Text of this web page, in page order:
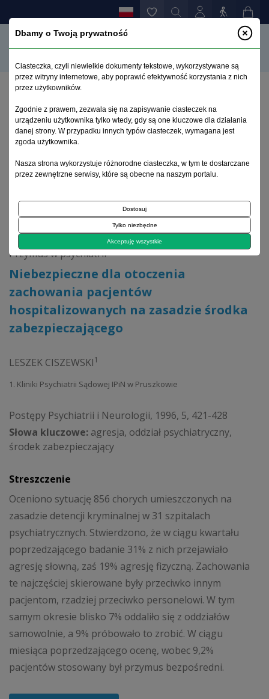
Niebezpieczne dla otoczenia zachowania pacjentów
hospitalizowanych na zasadzie środka
zabezpieczającego
Archiwum 1992–2014
1996, tom 5, zeszyt 4
Przymus w psychiatrii
Niebezpieczne dla otoczenia
zachowania pacjentów
hospitalizowanych na zasadzie środka
zabezpieczającego
LESZEK CISZEWSKI1
1. Kliniki Psychiatrii Sądowej IPiN w Pruszkowie
Postępy Psychiatrii i Neurologii, 1996, 5, 421-428
Słowa kluczowe: agresja, oddział psychiatryczny,
środek zabezpieczający
Streszczenie
Oceniono sytuację 856 chorych umieszczonych na
zasadzie detencji kryminalnej w 31 szpitalach
psychiatrycznych. Stwierdzono, że w ciągu kwartału
poprzedzającego badanie 31% z nich przejawiało
agresję słowną, zaś 19% agresję fizyczną. Zachowania
te najczęściej skierowane były przeciwko innym
pacjentom, rzadziej przeciwko personelowi. W tym
samym okresie blisko 7% oddaliło się z oddziałów
samowolnie, a 9% próbowało to zrobić. W ciągu
miesiąca poprzedzającego ocenę, wobec 9,2%
pacjentów stosowany był przymus bezpośredni.
Dbamy o Twoją prywatność
Ciasteczka, czyli niewielkie dokumenty tekstowe, wykorzystywane są
przez witryny internetowe, aby poprawić efektywność korzystania z nich
przez użytkowników.
Zgodnie z prawem, zezwala się na zapisywanie ciasteczek na
urządzeniu użytkownika tylko wtedy, gdy są one kluczowe dla działania
danej strony. W przypadku innych typów ciasteczek, wymagana jest
zgoda użytkownika.
Nasza strona wykorzystuje różnorodne ciasteczka, w tym te dostarczane
przez zewnętrzne serwisy, które są obecne na naszym portalu.
Dostosuj
Tylko niezbędne
Akceptuję wszystkie